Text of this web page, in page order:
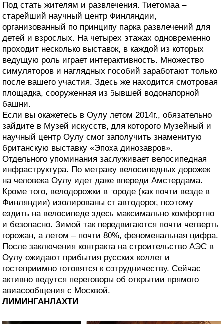
Под стать жителям и развлечения. Тиетомаа –
старейший научный центр Финляндии,
организованный по принципу парка развлечений для
детей и взрослых. На четырех этажах одновременно
проходит несколько выставок, в каждой из которых
ведущую роль играет интерактивность. Множество
симуляторов и наглядных пособий заработают только
после вашего участия. Здесь же находится смотровая
площадка, сооруженная из бывшей водонапорной
башни.
Если вы окажетесь в Оулу летом 2014г., обязательно
зайдите в Музей искусств, для которого Музейный и
научный центр Оулу смог заполучить знаменитую
британскую выставку «Эпоха динозавров».
Отдельного упоминания заслуживает велосипедная
инфраструктура. По метражу велосипедных дорожек
на человека Оулу идет даже впереди Амстердама.
Кроме того, велодорожки в городе (как почти везде в
Финляндии) изолированы от автодорог, поэтому
ездить на велосипеде здесь максимально комфортно
и безопасно. Зимой так передвигаются почти четверть
горожан, а летом – почти 80%, феноменальная цифра.
После заключения контракта на строительство АЭС в
Оулу ожидают прибытия русских коллег и
гостеприимно готовятся к сотрудничеству. Сейчас
активно ведутся переговоры об открытии прямого
авиасообщения с Москвой.
ЛИМИНГАНЛАХТИ